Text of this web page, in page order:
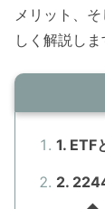
メリット、
しく解説しま
1. ETF
2.